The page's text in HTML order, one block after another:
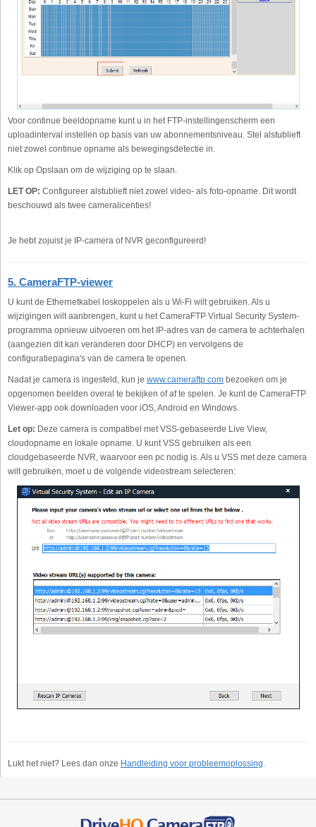
Voor continue beeldopname kunt u in het FTP-instellingenscherm een
uploadinterval instellen op basis van uw abonnementsniveau. Stel alstublieft
niet zowel continue opname als bewegingsdetectie in.
Klik op Opslaan om de wijziging op te slaan.
LET OP: Configureer alstublieft niet zowel video- als foto-opname. Dit wordt
beschouwd als twee cameralicenties!
Je hebt zojuist je IP-camera of NVR geconfigureerd!
5. CameraFTP-viewer
U kunt de Ethernetkabel loskoppelen als u Wi-Fi wilt gebruiken. Als u
wijzigingen wilt aanbrengen, kunt u het CameraFTP Virtual Security System-
programma opnieuw uitvoeren om het IP-adres van de camera te achterhalen
(aangezien dit kan veranderen door DHCP) en vervolgens de
configuratiepagina's van de camera te openen.
Nadat je camera is ingesteld, kun je www.cameraftp.com bezoeken om je
opgenomen beelden overal te bekijken of af te spelen. Je kunt de CameraFTP
Viewer-app ook downloaden voor iOS, Android en Windows.
Let op: Deze camera is compatibel met VSS-gebaseerde Live View,
cloudopname en lokale opname. U kunt VSS gebruiken als een
cloudgebaseerde NVR, waarvoor een pc nodig is. Als u VSS met deze camera
wilt gebruiken, moet u de volgende videostream selecteren:
Lukt het niet? Lees dan onze Handleiding voor probleemoplossing.